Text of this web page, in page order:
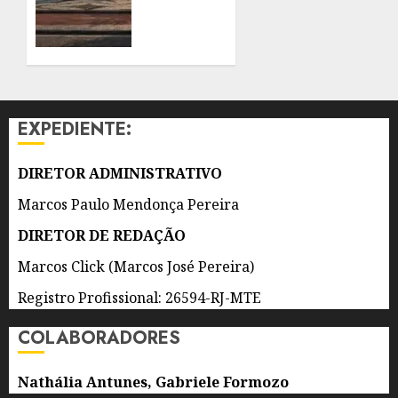
QUIOSQUES
E
PADRONIZADOS
9 DE
AGOSTO
DE 2026
0
EXPEDIENTE:
DIRETOR ADMINISTRATIVO
Marcos Paulo Mendonça Pereira
DIRETOR DE REDAÇÃO
Marcos Click (Marcos José Pereira)
Registro Profissional: 26594-RJ-MTE
COLABORADORES
Nathália Antunes, Gabriele Formozo